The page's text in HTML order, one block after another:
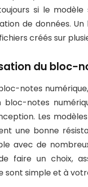
si le
de données.
créés sur
du bloc-
notes
bloc-notes
Les
une bonne
avec de
faire un choix,
sont simple et à